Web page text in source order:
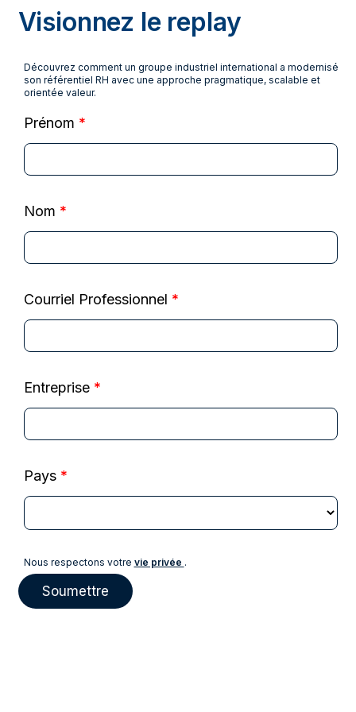
Visionnez le replay
Découvrez comment un groupe industriel international a modernisé
son référentiel RH avec une approche pragmatique, scalable et
orientée valeur.
Prénom *
Nom *
Courriel Professionnel *
Entreprise *
Pays *
Nous respectons votre vie privée .